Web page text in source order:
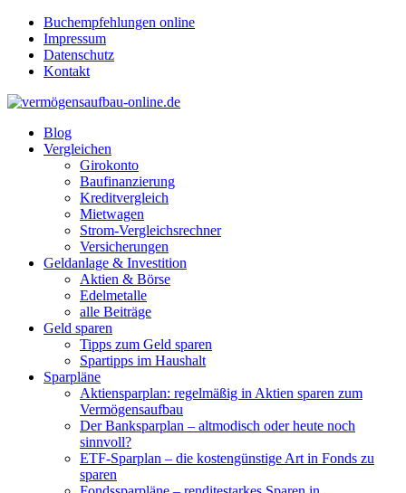
Buchempfehlungen online
Impressum
Datenschutz
Kontakt
Blog
Vergleichen
Girokonto
Baufinanzierung
Kreditvergleich
Mietwagen
Strom-Vergleichsrechner
Versicherungen
Geldanlage & Investition
Aktien & Börse
Edelmetalle
alle Beiträge
Geld sparen
Tipps zum Geld sparen
Spartipps im Haushalt
Sparpläne
Aktiensparplan: regelmäßig in Aktien sparen zum
Vermögensaufbau
Der Banksparplan – altmodisch oder heute noch
sinnvoll?
ETF-Sparplan – die kostengünstige Art in Fonds zu
sparen